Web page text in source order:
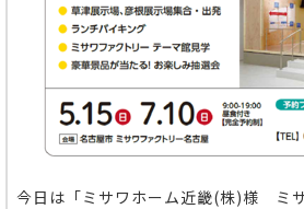
今日は「ミサワホーム近畿(株)様 ミ